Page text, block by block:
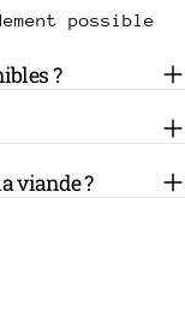
possible
?
viande ?